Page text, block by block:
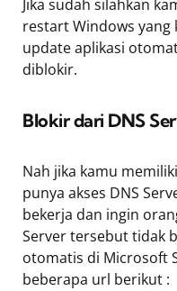
Jika sudah silahkan
restart Windows yang
update aplikasi
diblokir.
Blokir dari DNS
Nah jika kamu
punya akses DNS
bekerja dan ingin
Server tersebut tidak
otomatis di Microsoft
beberapa url berikut :